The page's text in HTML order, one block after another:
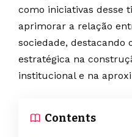
como iniciativas desse
aprimorar a relação
sociedade, destacando
estratégica na
institucional e na
Contents